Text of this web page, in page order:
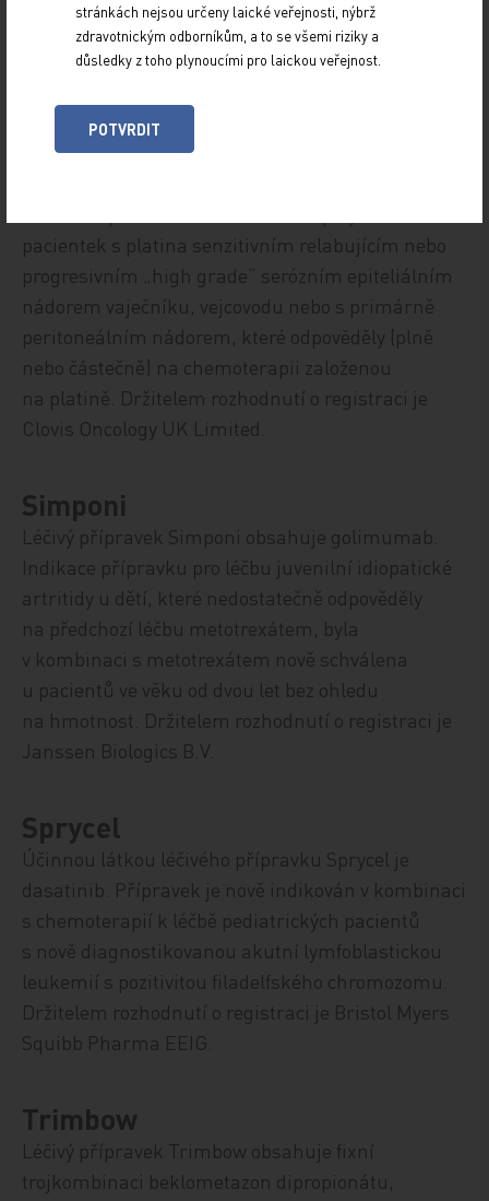
(AVD). Držitelem rozhodnutí o registraci je Takeda
Pharma A/S.
Rubraca
Účinnou látkou léčivého přípravku Rubraca je
pacientek s platina senzitivním relabujícím nebo
progresivním „high grade“ serózním epiteliálním
nádorem vaječníku, vejcovodu nebo s primárně
peritoneálním nádorem, které odpověděly (plně
nebo částečně) na chemoterapii založenou
na platině. Držitelem rozhodnutí o registraci je
Clovis Oncology UK Limited.
Simponi
Léčivý přípravek Simponi obsahuje golimumab.
Indikace přípravku pro léčbu juvenilní idiopatické
artritidy u dětí, které nedostatečně odpověděly
na předchozí léčbu metotrexátem, byla
v kombinaci s metotrexátem nově schválena
u pacientů ve věku od dvou let bez ohledu
na hmotnost. Držitelem rozhodnutí o registraci je
Janssen Biologics B.V.
Sprycel
Účinnou látkou léčivého přípravku Sprycel je
dasatinib. Přípravek je nově indikován v kombinaci
s chemoterapií k léčbě pediatrických pacientů
s nově diagnostikovanou akutní lymfoblastickou
leukemií s pozitivitou filadelfského chromozomu.
Držitelem rozhodnutí o registraci je Bristol Myers
Squibb Pharma EEIG.
Trimbow
Léčivý přípravek Trimbow obsahuje fixní
trojkombinaci beklometazon dipropionátu,
stránkách nejsou určeny laické veřejnosti, nýbrž
zdravotnickým odborníkům, a to se všemi riziky a
důsledky z toho plynoucími pro laickou veřejnost.
POTVRDIT